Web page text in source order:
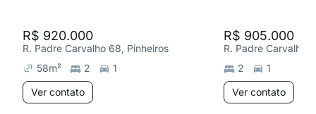
R$ 920.000
R. Padre Carvalho 68, Pinheiros
58m² 2
1
Ver contato
R$ 905.000
R. Padre Carvalho
2
1
Ver contato